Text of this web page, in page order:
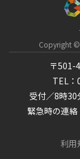
Copyright ©
〒501-
TEL
受付／8時30
緊急時の連
利用